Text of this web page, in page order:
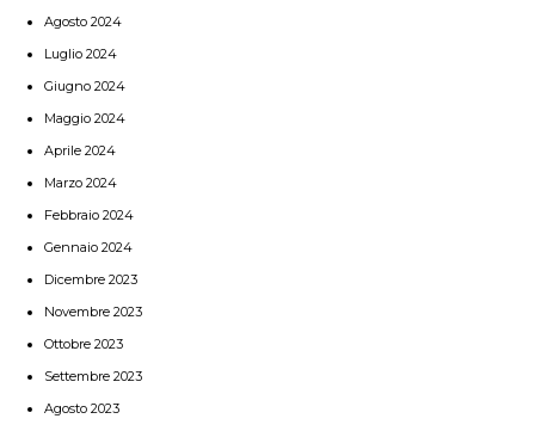
Agosto 2024
Luglio 2024
Giugno 2024
Maggio 2024
Aprile 2024
Marzo 2024
Febbraio 2024
Gennaio 2024
Dicembre 2023
Novembre 2023
Ottobre 2023
Settembre 2023
Agosto 2023